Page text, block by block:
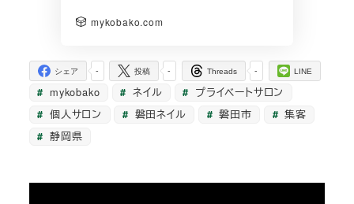
mykobako.com
-
シェア -
投稿 -
Threads LINE
mykobako ネイル
プライベートサロン
個人サロン
磐田ネイル 磐田市
集客
静岡県